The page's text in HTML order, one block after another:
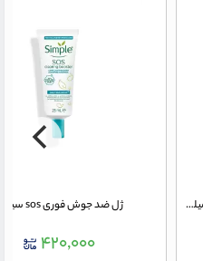
ژل ضدجوش و آکنه فوری SOS نوتروژینا 15 میلی لیتر ژل ضد جوش فوری sos سیمپل
۴۲۰,۰۰۰